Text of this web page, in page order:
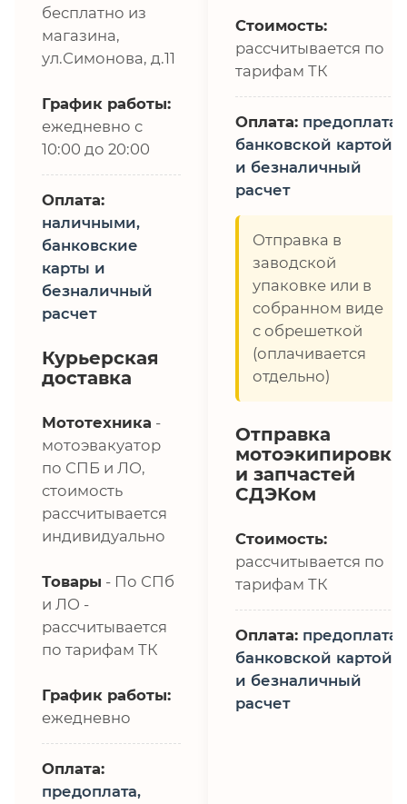
бесплатно из
магазина,
ул.Симонова, д.11
График работы:
ежедневно с
10:00 до 20:00
Оплата:
наличными,
банковские
карты и
безналичный
расчет
Курьерская
доставка
Мототехника -
мотоэвакуатор
по СПБ и ЛО,
стоимость
рассчитывается
индивидуально
Товары - По СПб
и ЛО -
рассчитывается
по тарифам ТК
График работы:
ежедневно
Оплата:
предоплата,
Стоимость:
рассчитывается по
тарифам ТК
Оплата: предоплата,
банковской картой
и безналичный
расчет
Отправка в
заводской
упаковке или в
собранном виде
с обрешеткой
(оплачивается
отдельно)
Отправка
мотоэкипировки
и запчастей
СДЭКом
Стоимость:
рассчитывается по
тарифам ТК
Оплата: предоплата,
банковской картой
и безналичный
расчет